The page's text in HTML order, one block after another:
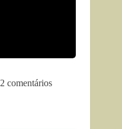
2 comentários